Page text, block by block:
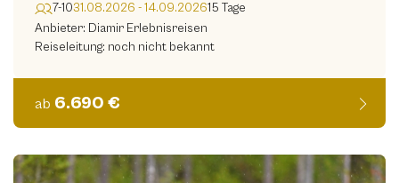
7-1031.08.2026 - 14.09.202615 Tage
Anbieter: Diamir Erlebnisreisen
Reiseleitung: noch nicht bekannt
ab 6.690 €